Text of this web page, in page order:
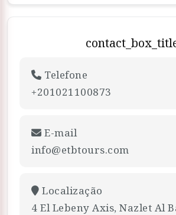
Telefone
+201021100873
E-mail
info@etbtours.com
Localização
4 El Lebeny Axis, Nazlet Al